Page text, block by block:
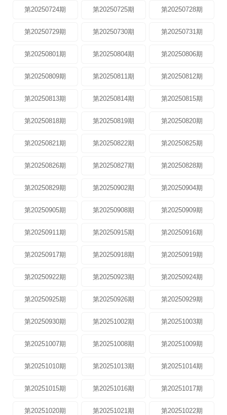
第20250724期 第20250725期 第20250728期
第20250729期 第20250730期 第20250731期
第20250801期 第20250804期 第20250806期
第20250809期 第20250811期 第20250812期
第20250813期 第20250814期 第20250815期
第20250818期 第20250819期 第20250820期
第20250821期 第20250822期 第20250825期
第20250826期 第20250827期 第20250828期
第20250829期 第20250902期 第20250904期
第20250905期 第20250908期 第20250909期
第20250911期 第20250915期 第20250916期
第20250917期 第20250918期 第20250919期
第20250922期 第20250923期 第20250924期
第20250925期 第20250926期 第20250929期
第20250930期 第20251002期 第20251003期
第20251007期 第20251008期 第20251009期
第20251010期 第20251013期 第20251014期
第20251015期 第20251016期 第20251017期
第20251020期 第20251021期 第20251022期